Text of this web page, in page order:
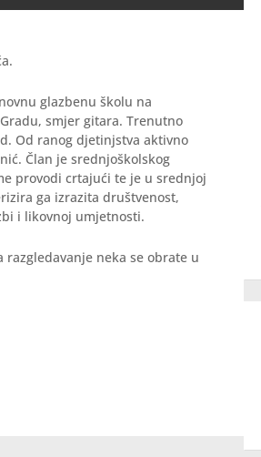
glazbenu školu na
smjer gitara. Trenutno
Od ranog djetinjstva aktivno
Član je srednjoškolskog
provodi crtajući te je u srednjoj
ga izrazita društvenost,
i likovnoj umjetnosti.
neka se obrate u